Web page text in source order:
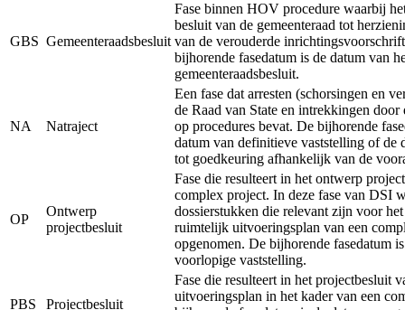
GBS Gemeenteraadsbesluit
Fase binnen HOV procedure waarbij
besluit van de gemeenteraad tot
van de verouderde
bijhorende fasedatum is de datum van
gemeenteraadsbesluit.
NA Natraject
Een fase dat arresten (schorsingen en
de Raad van State en intrekkingen door
op procedures bevat. De bijhorende
datum van definitieve vaststelling of de
tot goedkeuring afhankelijk van de
OP
Ontwerp
projectbesluit
Fase die resulteert in het ontwerp
complex project. In deze fase van DSI
dossierstukken die relevant zijn voor
ruimtelijk uitvoeringsplan van een
opgenomen. De bijhorende fasedatum
voorlopige vaststelling.
PBS Projectbesluit
Fase die resulteert in het projectbesluit
uitvoeringsplan in het kader van een